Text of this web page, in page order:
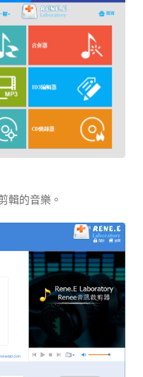
輯的音樂。